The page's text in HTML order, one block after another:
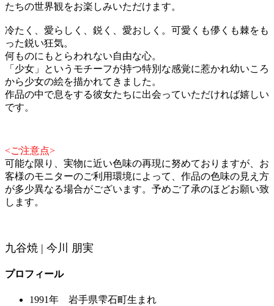
たちの世界観をお楽しみいただけます。
冷たく、愛らしく、鋭く、愛おしく。可愛くも儚くも棘をも
った鋭い狂気。
何ものにもとらわれない自由な心。
「少女」というモチーフが持つ特別な感覚に惹かれ幼いころ
から少女の絵を描かれてきました。
作品の中で息をする彼女たちに出会っていただければ嬉しい
です。
<ご注意点>
可能な限り、実物に近い色味の再現に努めておりますが、お
客様のモニターのご利用環境によって、作品の色味の見え方
が多少異なる場合がございます。予めご了承のほどお願い致
します。
九谷焼 | 今川 朋実
プロフィール
1991年 岩手県雫石町生まれ